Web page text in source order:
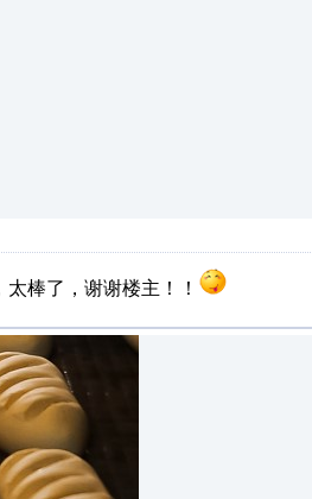
棒了，谢谢楼主！！